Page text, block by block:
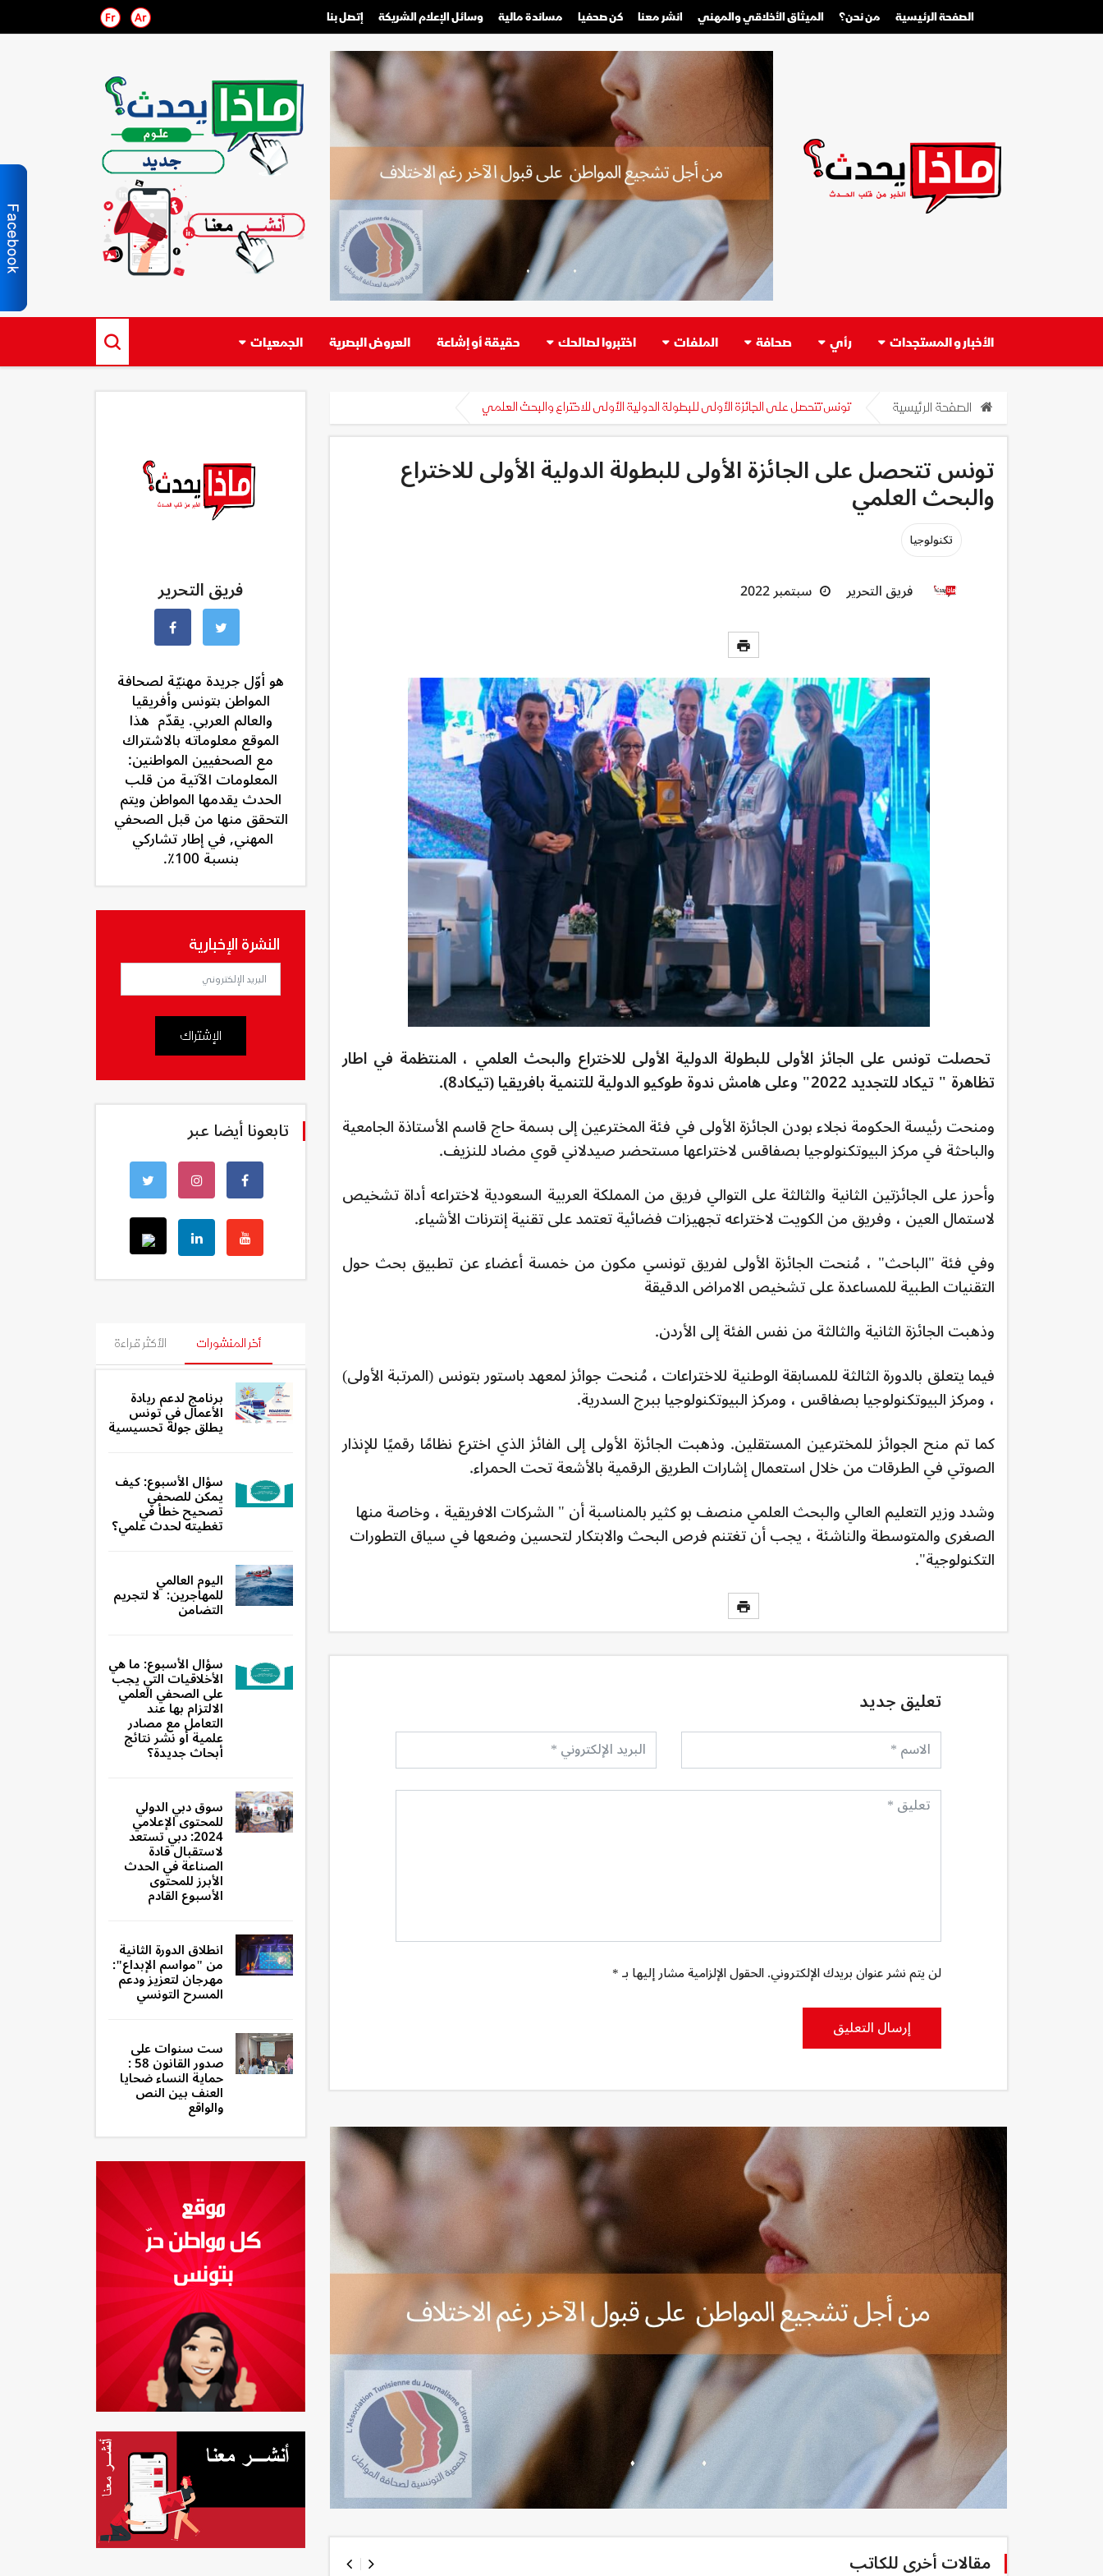
الصفحة الرئيسية من نحن؟ الميثاق الأخلاقي والمهني انشر معنا
كن صحفيا
صحفي محترف
صحفي مواطن
مساندة مالية وسائل الإعلام الشريكة إتصل بنا
الأخبار و المستجدات رأي صحافة الملفات اختبروا لصالحك حقيقة أو إشاعة العروض البصرية الجمعيات
الصفحة الرئيسية تونس تتحصل على الجائزة الأولى للبطولة الدولية الأولى للاختراع والبحث العلمي
تونس تتحصل على الجائزة الأولى للبطولة الدولية الأولى للاختراع
والبحث العلمي
تكنولوجيا
فريق التحرير سبتمبر 2022
تحصلت تونس على الجائز الأولى للبطولة الدولية الأولى للاختراع والبحث العلمي ، المنتظمة في اطار
تظاهرة " تيكاد للتجديد 2022" وعلى هامش ندوة طوكيو الدولية للتنمية بافريقيا (تيكاد8).
ومنحت رئيسة الحكومة نجلاء بودن الجائزة الأولى في فئة المخترعين إلى بسمة حاج قاسم الأستاذة الجامعية
والباحثة في مركز البيوتكنولوجيا بصفاقس لاختراعها مستحضر صيدلاني قوي مضاد للنزيف.
وأحرز على الجائزتين الثانية والثالثة على التوالي فريق من المملكة العربية السعودية لاختراعه أداة تشخيص
لاستمال العين ، وفريق من الكويت لاختراعه تجهيزات فضائية تعتمد على تقنية إنترنات الأشياء.
وفي فئة "الباحث" ، مُنحت الجائزة الأولى لفريق تونسي مكون من خمسة أعضاء عن تطبيق بحث حول
التقنيات الطبية للمساعدة على تشخيص الامراض الدقيقة
وذهبت الجائزة الثانية والثالثة من نفس الفئة إلى الأردن.
فيما يتعلق بالدورة الثالثة للمسابقة الوطنية للاختراعات ، مُنحت جوائز لمعهد باستور بتونس (المرتبة الأولى)
، ومركز البيوتكنولوجيا بصفاقس ، ومركز البيوتكنولوجيا ببرج السدرية.
كما تم منح الجوائز للمخترعين المستقلين. وذهبت الجائزة الأولى إلى الفائز الذي اخترع نظامًا رقميًا للإنذار
الصوتي في الطرقات من خلال استعمال إشارات الطريق الرقمية بالأشعة تحت الحمراء.
وشدد وزير التعليم العالي والبحث العلمي منصف بو كثير بالمناسبة أن " الشركات الافريقية ، وخاصة منها
الصغرى والمتوسطة والناشئة ، يجب أن تغتنم فرص البحث والابتكار لتحسين وضعها في سياق التطورات
التكنولوجية".
تعليق جديد
لن يتم نشر عنوان بريدك الإلكتروني. الحقول الإلزامية مشار إليها بـ *
إرسال التعليق
مقالات أخرى للكاتب
فريق التحرير
هو أوّل جريدة مهنيّة لصحافة
المواطن بتونس وأفريقيا
والعالم العربي. يقدّم هذا
الموقع معلوماته بالاشتراك
مع الصحفيين المواطنين:
المعلومات الآتية من قلب
الحدث يقدمها المواطن ويتم
التحقق منها من قبل الصحفي
المهني, في إطار تشاركي
بنسبة 100٪.
النشرة الإخبارية
الإشتراك
تابعونا أيضا عبر
أخر المنشورات الأكثر قراءة
برنامج لدعم ريادة
الأعمال في تونس
يطلق جولة تحسيسية
سؤال الأسبوع: كيف
يمكن للصحفي
تصحيح خطأ في
تغطيته لحدث علمي؟
اليوم العالمي
للمهاجرين: لا لتجريم
التضامن
سؤال الأسبوع: ما هي
الأخلاقيات التي يجب
على الصحفي العلمي
الالتزام بها عند
التعامل مع مصادر
علمية أو نشر نتائج
أبحاث جديدة؟
سوق دبي الدولي
للمحتوى الإعلامي
2024: دبي تستعد
لاستقبال قادة
الصناعة في الحدث
الأبرز للمحتوى
الأسبوع القادم
انطلاق الدورة الثانية
من "مواسم الإبداع":
مهرجان لتعزيز ودعم
المسرح التونسي
ست سنوات على
صدور القانون 58 :
حماية النساء ضحايا
العنف بين النص
والواقع